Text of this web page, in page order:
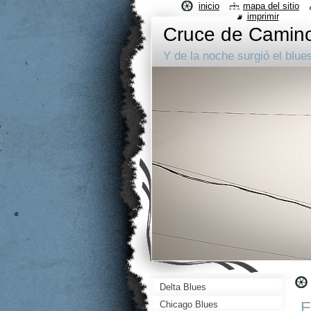
Cruce de
Y de la noche surgió el
Delta Blues
Chicago Blues
inicio mapa del sitio
imprimir